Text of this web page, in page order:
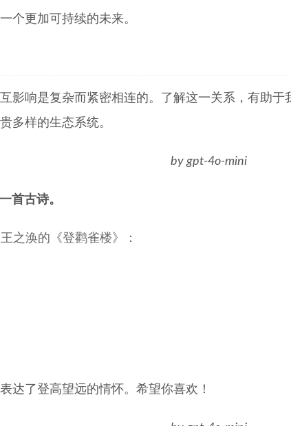
个更加可持续的未来。
影响是复杂而紧密相连的。了解这一关系，有助于
多样的生态系统。
by gpt-4o-mini
首古诗。
之涣的《登鹳雀楼》：
达了登高望远的情怀。希望你喜欢！